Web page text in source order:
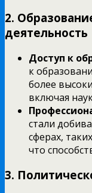
2.
деятельность
Доступ к
к
более
включая
стали
сферах,
что
3.